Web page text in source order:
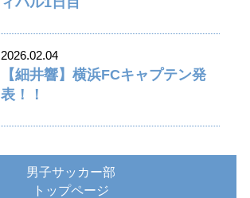
2026.02.04
【細井響】横浜FCキャプテン発
表！！
男子サッカー部
トップページ